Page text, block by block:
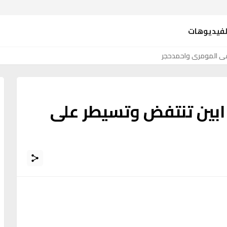
المومري واحمدحجر
ابين تنتفض وتسيطر على